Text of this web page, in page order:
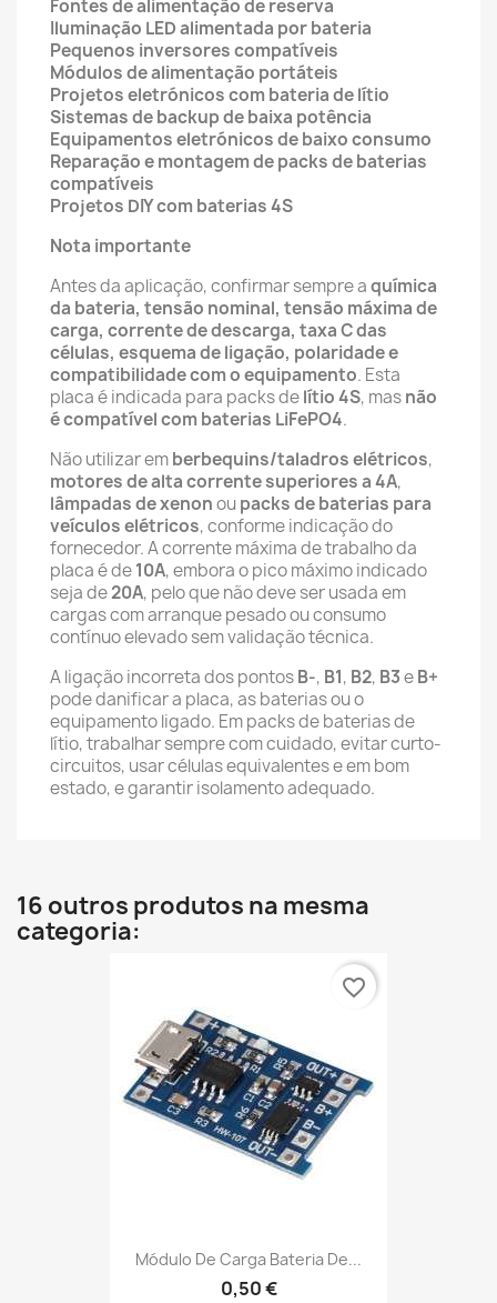
Fontes de alimentação de reserva
Iluminação LED alimentada por bateria
Pequenos inversores compatíveis
Módulos de alimentação portáteis
Projetos eletrónicos com bateria de lítio
Sistemas de backup de baixa potência
Equipamentos eletrónicos de baixo consumo
Reparação e montagem de packs de baterias
compatíveis
Projetos DIY com baterias 4S
Nota importante
Antes da aplicação, confirmar sempre aquímica
da bateria, tensão nominal, tensão máxima de
carga, corrente de descarga, taxa C das
células, esquema de ligação, polaridade e
compatibilidade com o equipamento. Esta
placa é indicada para packs delítio 4S, masnão
é compatível com baterias LiFePO4.
Não utilizar emberbequins/taladros elétricos,
motores de alta corrente superiores a 4A,
lâmpadas de xenonoupacks de baterias para
veículos elétricos, conforme indicação do
fornecedor. A corrente máxima de trabalho da
placa é de10A, embora o pico máximo indicado
seja de20A, pelo que não deve ser usada em
cargas com arranque pesado ou consumo
contínuo elevado sem validação técnica.
A ligação incorreta dos pontosB-, B1, B2, B3eB+
pode danificar a placa, as baterias ou o
equipamento ligado. Em packs de baterias de
lítio, trabalhar sempre com cuidado, evitar curto-
circuitos, usar células equivalentes e em bom
estado, e garantir isolamento adequado.
16 outros produtos na mesma
categoria:
Módulo De Carga Bateria De...
0,50 €
favorite_border